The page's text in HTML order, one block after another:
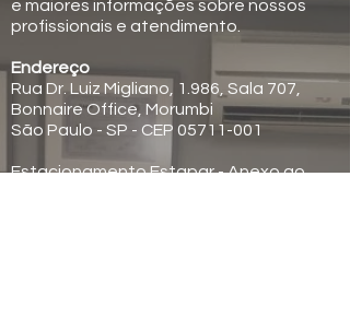
e maiores informações sobre nossos
profissionais e atendimento.
Endereço
Rua Dr. Luiz Migliano, 1.986, Sala 707,
Bonnaire Office, Morumbi
São Paulo - SP - CEP 05711-001
Estacionamento Estapar - Anexo ao